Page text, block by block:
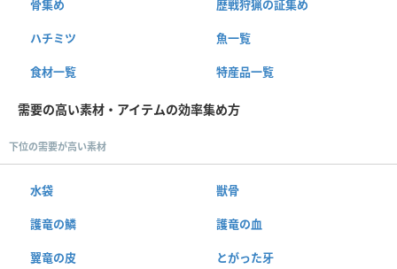
骨集め 歴戦狩猟の証集め
ハチミツ 魚一覧
食材一覧 特産品一覧
需要の高い素材・アイテムの効率集め方
下位の需要が高い素材
水袋 獣骨
護竜の鱗 護竜の血
翼竜の皮 とがった牙